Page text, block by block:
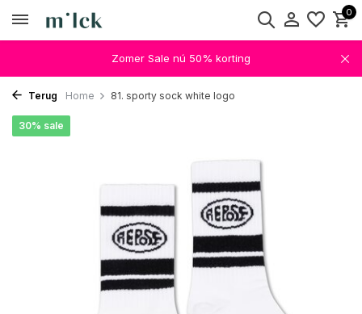
0
Zomer Sale nú 50% korting
Terug Home 81. sporty sock white logo
30% sale